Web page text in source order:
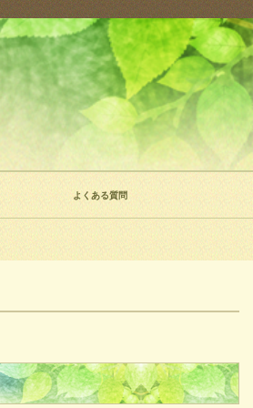
よくある質問